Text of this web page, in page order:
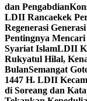
dan Pengabdian
LDII Rancaekek
Regenerasi
Pentingnya Mencari
Syariat IslamLDII
Rukyatul Hilal,
BulanSemangat
1447 H. LDII
di Soreang dan